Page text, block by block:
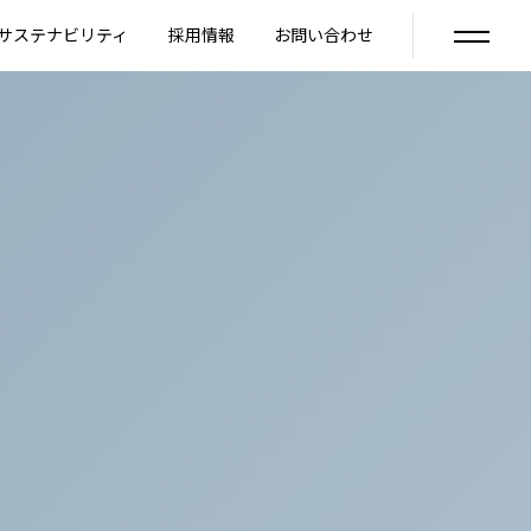
ステナビリティ 採用情報 お問い合わせ